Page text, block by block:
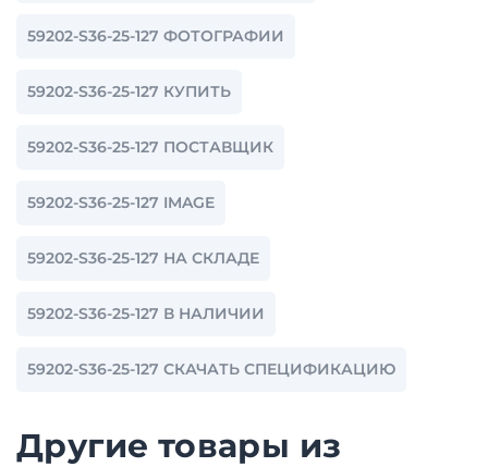
59202-S36-25-127 ФОТОГРАФИИ
59202-S36-25-127 КУПИТЬ
59202-S36-25-127 ПОСТАВЩИК
59202-S36-25-127 IMAGE
59202-S36-25-127 НА СКЛАДЕ
59202-S36-25-127 В НАЛИЧИИ
59202-S36-25-127 СКАЧАТЬ СПЕЦИФИКАЦИЮ
Другие товары из